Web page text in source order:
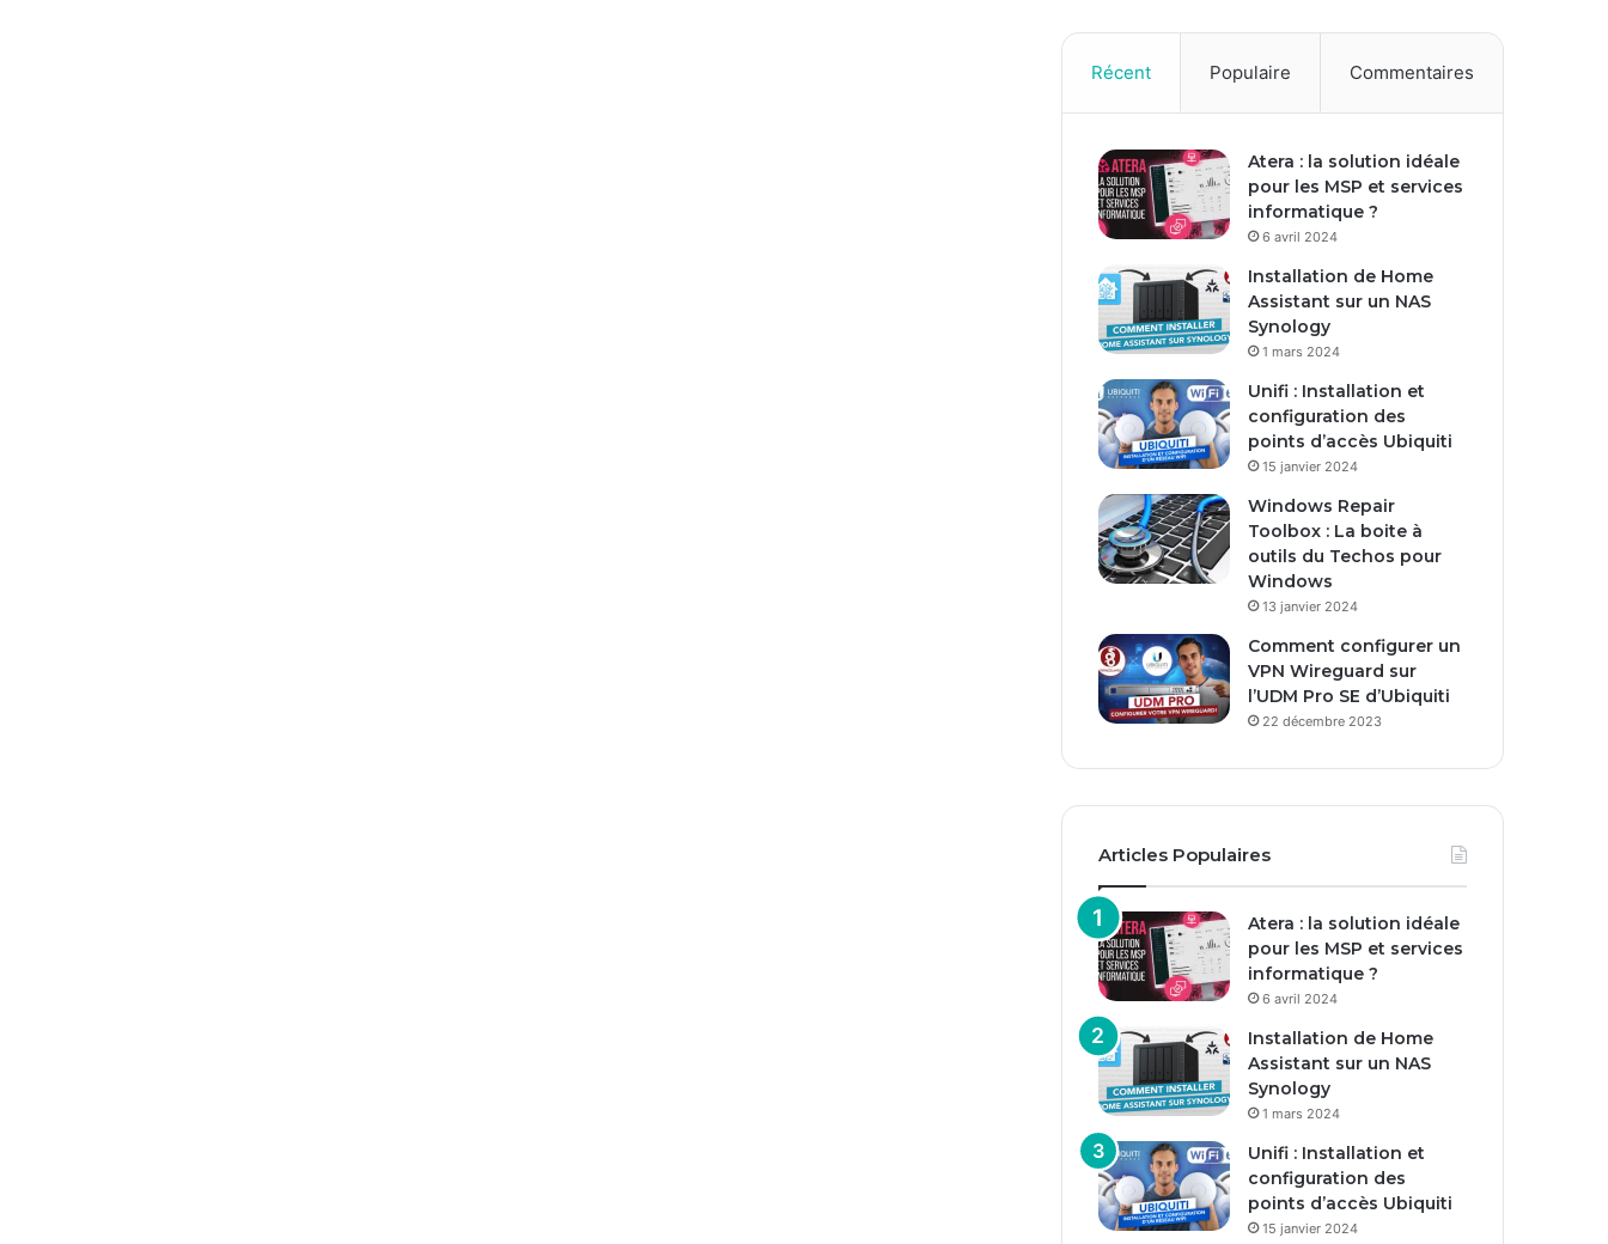
o
t
e
d
r
e
s
e
m
i
l
Récent Populaire Commentaires
Atera : la solution idéale
pour les MSP et services
informatique ?
6 avril 2024
Installation de Home
Assistant sur un NAS
Synology
1 mars 2024
Unifi : Installation et
configuration des
points d’accès Ubiquiti
15 janvier 2024
Windows Repair
Toolbox : La boite à
outils du Techos pour
Windows
13 janvier 2024
Comment configurer un
VPN Wireguard sur
l’UDM Pro SE d’Ubiquiti
22 décembre 2023
Articles Populaires
Atera : la solution idéale
pour les MSP et services
informatique ?
6 avril 2024
Installation de Home
Assistant sur un NAS
Synology
1 mars 2024
Unifi : Installation et
configuration des
points d’accès Ubiquiti
15 janvier 2024